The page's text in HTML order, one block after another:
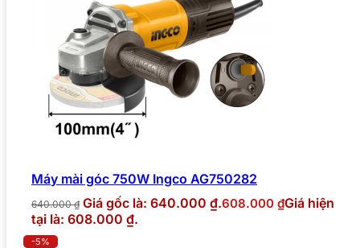
Máy mài góc 750W Ingco AG750282
640.000₫ Giá gốc là: 640.000 ₫.608.000 ₫Giá hiện
tại là: 608.000 ₫.
-5%